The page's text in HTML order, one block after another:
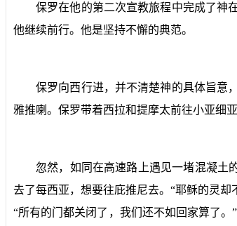
保罗在他的第二次宣教旅程中完成了神
他继续前行。他是坚持不懈的典范。
保罗向西行进，并不清楚神的具体旨意
雅推喇。保罗带着西拉和提摩太前往小亚细
忽然，如同在高速路上遇见一堵混凝土
去了每西亚，想要往庇推尼去。“耶稣的灵却
“所有的门都关闭了，我们还不如回家算了